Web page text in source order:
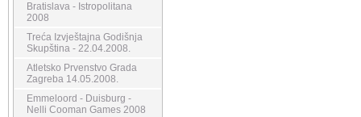
Bratislava - Istropolitana
2008
Treća Izvještajna Godišnja
Skupština - 22.04.2008.
Atletsko Prvenstvo Grada
Zagreba 14.05.2008.
Emmeloord - Duisburg -
Nelli Cooman Games 2008